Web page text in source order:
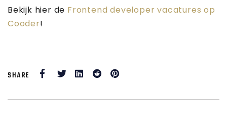
Bekijk hier de Frontend developer vacatures op
Cooder!
SHARE Facebook
TwitterLinkedIn
RedditPinterest